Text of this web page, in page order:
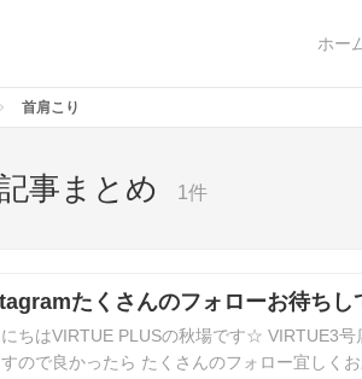
ホー
首肩こり
事まとめ 1件
たくさんのフォローお待ち
にちはVIRTUE PLUSの秋場です☆ VIRTUE3
ので良かったら たくさんのフォロー宜しく